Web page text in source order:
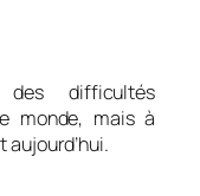
difficultés
monde, mais à
aujourd’hui.